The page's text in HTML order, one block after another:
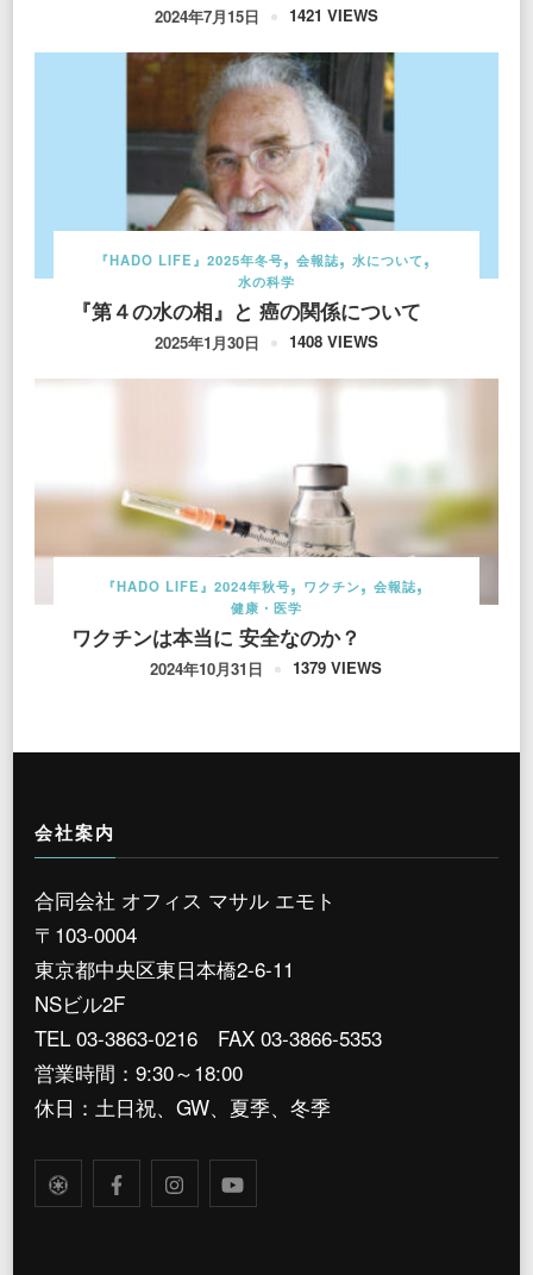
2024年7月15日 1421 VIEWS
『HADO LIFE』2025年冬号 会報誌
水について
水の科学
『第４の水の相』と 癌の関係について
2025年1月30日 1408 VIEWS
『HADO LIFE』2024年秋号 ワクチン
会報誌
健康・医学
ワクチンは本当に 安全なのか？
2024年10月31日 1379 VIEWS
会社案内
合同会社 オフィス マサル エモト
〒103-0004
東京都中央区東日本橋2-6-11
NSビル2F
TEL 03-3863-0216 FAX 03-3866-5353
営業時間：9:30～18:00
休日：土日祝、GW、夏季、冬季